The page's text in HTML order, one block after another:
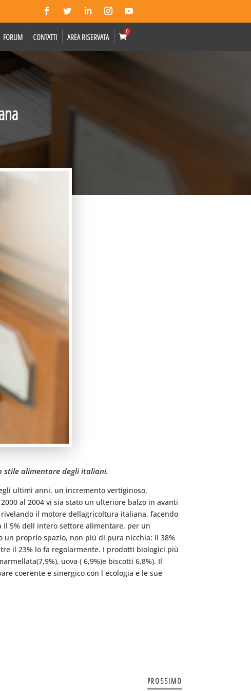
FORUM CONTATTI AREA RISERVATA
0
stile alimentare degli italiani.
ultimi anni, un incremento vertiginoso,
al 2004 vi sia stato un ulteriore balzo in avanti
il motore dellagricoltura italiana, facendo
5% dell intero settore alimentare, per un
proprio spazio, non più di pura nicchia: il 38%
il 23% lo fa regolarmente. I prodotti biologici più
uova ( 6,9%)e biscotti 6,8%). Il 
coerente e sinergico con l ecologia e le sue
PROSSIMO